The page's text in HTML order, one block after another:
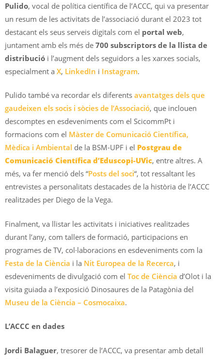
Pulido, vocal de política científica de l’ACCC, qui va presentar
un resum de les activitats de l’associació durant el 2023 tot
destacant els seus serveis digitals com el portal web,
juntament amb els més de 700 subscriptors de la llista de
distribució i l’augment dels seguidors a les xarxes socials,
especialment a X, LinkedIn i Instagram.
Pulido també va recordar els diferents avantatges dels que
gaudeixen els socis i sòcies de l’Associació, que inclouen
descomptes en esdeveniments com el ScicommPt i
formacions com el Màster de Comunicació Científica,
Mèdica i Ambiental de la BSM-UPF i el Postgrau de
Comunicació Científica d’Eduscopi-UVic, entre altres. A
més, va fer menció dels “Posts del soci“, tot ressaltant les
entrevistes a personalitats destacades de la història de l’ACCC
realitzades per Diego de la Vega.
Finalment, va llistar les activitats i iniciatives realitzades
durant l’any, com tallers de formació, participacions en
programes de TV, col·laboracions en esdeveniments com la
Festa de la Ciència i la Nit Europea de la Recerca, i
esdeveniments de divulgació com el Toc de Ciència d’Olot i la
visita guiada a l’exposició Dinosaures de la Patagònia del
Museu de la Ciència – Cosmocaixa.
L’ACCC en dades
Jordi Balaguer, tresorer de l’ACCC, va presentar amb detall